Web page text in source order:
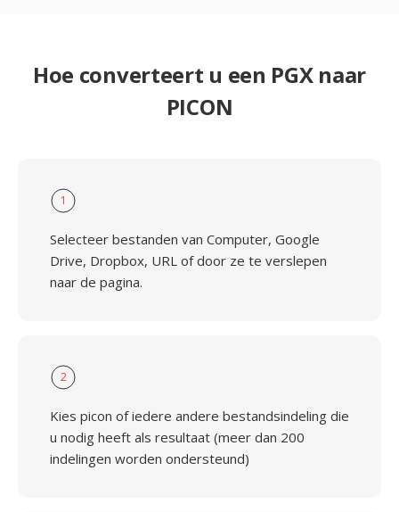
Hoe converteert u een PGX naar
PICON
1
Selecteer bestanden van Computer, Google
Drive, Dropbox, URL of door ze te verslepen
naar de pagina.
2
Kies picon of iedere andere bestandsindeling die
u nodig heeft als resultaat (meer dan 200
indelingen worden ondersteund)